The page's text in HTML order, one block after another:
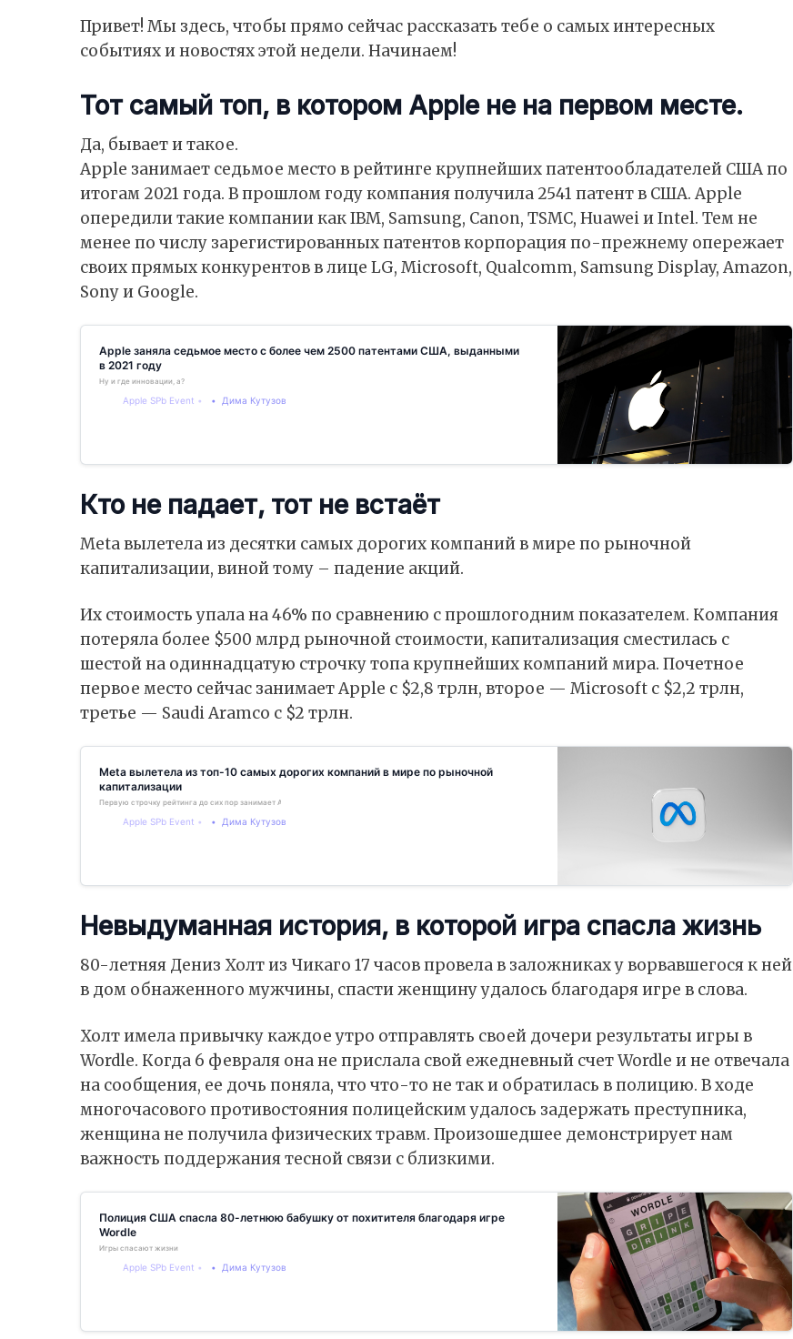
Привет! Мы здесь, чтобы прямо сейчас рассказать тебе о самых интересных
событиях и новостях этой недели. Начинаем!
Тот самый топ, в котором Apple не на первом месте.
Да, бывает и такое.
Apple занимает седьмое место в рейтинге крупнейших патентообладателей США по
итогам 2021 года. В прошлом году компания получила 2541 патент в США. Apple
опередили такие компании как IBM, Samsung, Canon, TSMC, Huawei и Intel. Тем не
менее по числу зарегистированных патентов корпорация по-прежнему опережает
своих прямых конкурентов в лице LG, Microsoft, Qualcomm, Samsung Display, Amazon,
Sony и Google.
Apple заняла седьмое место с более чем 2500 патентами США, выданными
в 2021 году
Ну и где инновации, а?
Apple SPb Event Дима Кутузов
Кто не падает, тот не встаёт
Meta вылетела из десятки самых дорогих компаний в мире по рыночной
капитализации, виной тому – падение акций.
Их стоимость упала на 46% по сравнению с прошлогодним показателем. Компания
потеряла более $500 млрд рыночной стоимости, капитализация сместилась с
шестой на одиннадцатую строчку топа крупнейших компаний мира. Почетное
первое место сейчас занимает Apple с $2,8 трлн, второе — Microsoft с $2,2 трлн,
третье — Saudi Aramco с $2 трлн.
Meta вылетела из топ-10 самых дорогих компаний в мире по рыночной
капитализации
Первую строчку рейтинга до сих пор занимает Apple
Apple SPb Event Дима Кутузов
Невыдуманная история, в которой игра спасла жизнь
80-летняя Дениз Холт из Чикаго 17 часов провела в заложниках у ворвавшегося к ней
в дом обнаженного мужчины, спасти женщину удалось благодаря игре в слова.
Холт имела привычку каждое утро отправлять своей дочери результаты игры в
Wordle. Когда 6 февраля она не прислала свой ежедневный счет Wordle и не отвечала
на сообщения, ее дочь поняла, что что-то не так и обратилась в полицию. В ходе
многочасового противостояния полицейским удалось задержать преступника,
женщина не получила физических травм. Произошедшее демонстрирует нам
важность поддержания тесной связи с близкими.
Полиция США спасла 80-летнюю бабушку от похитителя благодаря игре
Wordle
Игры спасают жизни
Apple SPb Event Дима Кутузов